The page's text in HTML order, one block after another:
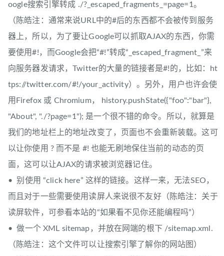
oogle搜索引擎转成 ./?_escaped_fragments_=page=1。
（陈皓注：通常来说URL中的#后的东西都不会被传到服务
器上，所以，为了要让Google可以抓取AJAX的东西，你需
要使用#!，而Google会把“#!”转成“_escaped_fragment_”来
向服务器发请求，Twitter的大量的链接者是#!的，比如：ht
tps://twitter.com/#!/your_activity）。另外，用户也许会使
用Firefox 或 Chromium， history.pushState({"foo":"bar"},
"About", "./?page=1"); 是一个很不错的命令。所以，就算是
我们的地址栏上的地址改变了，页面也不会重新装载。这可
以让你使用 ? 而不是 #! 也能无刷地保住当前的动态的页
面，这可以让AJAX的请求被浏览器记住。
• 别使用 “click here” 这样的链接。这样一来，无法SEO，
而且对于一些需要使用读屏人来说很不友好（陈皓注：关于
读屏软件，可参看本站的“如果看不见你还能编程吗”）
• 做一个 XML sitemap，并放在网端的根下 /sitemap.xml.
（陈皓注：这个文件可以让搜索引擎了解你的网站图）